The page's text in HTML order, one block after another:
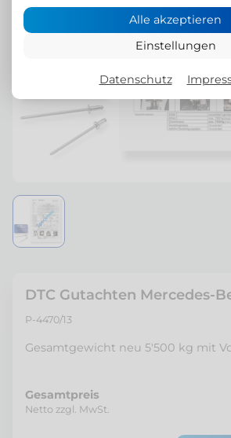
DTC Gutachten Mercedes-
P-4470/13
Gesamtgewicht neu 5'500 kg mit
Gesamtpreis
Netto zzgl. MwSt.
Alle akzeptieren
Einstellungen
Datenschutz